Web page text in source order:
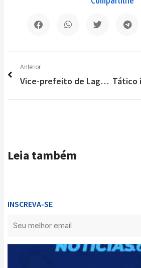
Anterior
Vice-prefeito de Lagoa Santa segue internado no Biocor, em Belo Horizonte
Leia também
INSCREVA-SE